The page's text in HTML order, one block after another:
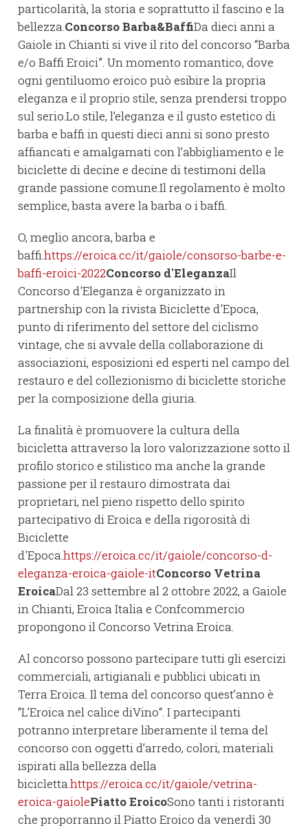
particolarità, la storia e soprattutto il fascino e la
bellezza.Concorso Barba&BaffiDa dieci anni a
Gaiole in Chianti si vive il rito del concorso “Barba
e/o Baffi Eroici”. Un momento romantico, dove
ogni gentiluomo eroico può esibire la propria
eleganza e il proprio stile, senza prendersi troppo
sul serio.Lo stile, l’eleganza e il gusto estetico di
barba e baffi in questi dieci anni si sono presto
affiancati e amalgamati con l’abbigliamento e le
biciclette di decine e decine di testimoni della
grande passione comune.Il regolamento è molto
semplice, basta avere la barba o i baffi.
O, meglio ancora, barba e
baffi.https://eroica.cc/it/gaiole/consorso-barbe-e-
baffi-eroici-2022Concorso d'EleganzaIl
Concorso d'Eleganza è organizzato in
partnership con la rivista Biciclette d'Epoca,
punto di riferimento del settore del ciclismo
vintage, che si avvale della collaborazione di
associazioni, esposizioni ed esperti nel campo del
restauro e del collezionismo di biciclette storiche
per la composizione della giuria.
La finalità è promuovere la cultura della
bicicletta attraverso la loro valorizzazione sotto il
profilo storico e stilistico ma anche la grande
passione per il restauro dimostrata dai
proprietari, nel pieno rispetto dello spirito
partecipativo di Eroica e della rigorosità di
Biciclette
d'Epoca.https://eroica.cc/it/gaiole/concorso-d-
eleganza-eroica-gaiole-itConcorso Vetrina
EroicaDal 23 settembre al 2 ottobre 2022, a Gaiole
in Chianti, Eroica Italia e Confcommercio
propongono il Concorso Vetrina Eroica.
Al concorso possono partecipare tutti gli esercizi
commerciali, artigianali e pubblici ubicati in
Terra Eroica. Il tema del concorso quest’anno è
“L’Eroica nel calice diVino“. I partecipanti
potranno interpretare liberamente il tema del
concorso con oggetti d’arredo, colori, materiali
ispirati alla bellezza della
bicicletta.https://eroica.cc/it/gaiole/vetrina-
eroica-gaiolePiatto EroicoSono tanti i ristoranti
che proporranno il Piatto Eroico da venerdì 30